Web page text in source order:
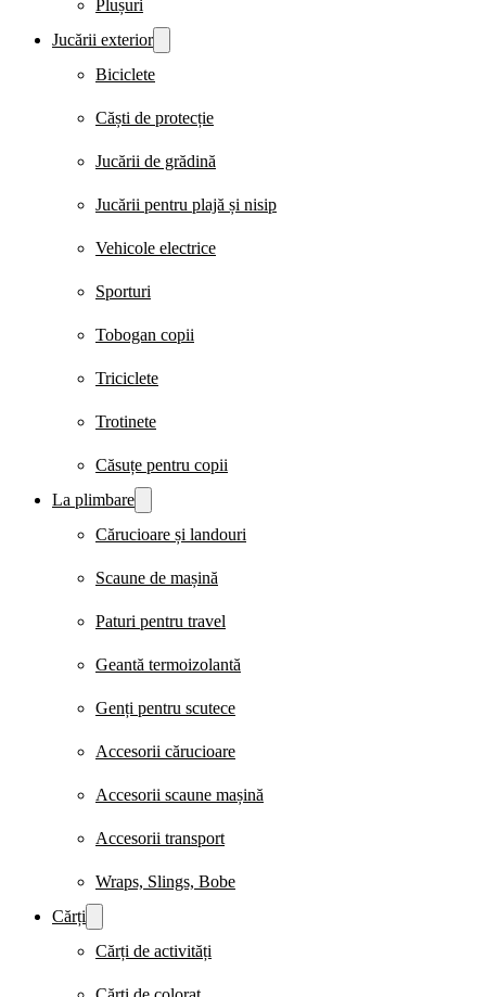
Plușuri
Jucării exterior
Biciclete
Căști de protecție
Jucării de grădină
Jucării pentru plajă și nisip
Vehicole electrice
Sporturi
Tobogan copii
Triciclete
Trotinete
Căsuțe pentru copii
La plimbare
Cărucioare și landouri
Scaune de mașină
Paturi pentru travel
Geantă termoizolantă
Genți pentru scutece
Accesorii cărucioare
Accesorii scaune mașină
Accesorii transport
Wraps, Slings, Bobe
Cărți
Cărți de activități